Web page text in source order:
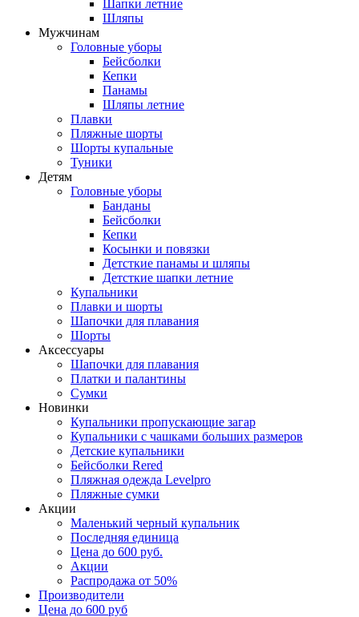
Шапки летние
Шляпы
Мужчинам
Головные уборы
Бейсболки
Кепки
Панамы
Шляпы летние
Плавки
Пляжные шорты
Шорты купальные
Туники
Детям
Головные уборы
Банданы
Бейсболки
Кепки
Косынки и повязки
Детсткие панамы и шляпы
Детсткие шапки летние
Купальники
Плавки и шорты
Шапочки для плавания
Шорты
Аксессуары
Шапочки для плавания
Платки и палантины
Сумки
Новинки
Купальники пропускающие загар
Купальники с чашками больших размеров
Детские купальники
Бейсболки Rered
Пляжная одежда Levelpro
Пляжные сумки
Акции
Маленький черный купальник
Последняя единица
Цена до 600 руб.
Акции
Распродажа от 50%
Производители
Цена до 600 руб